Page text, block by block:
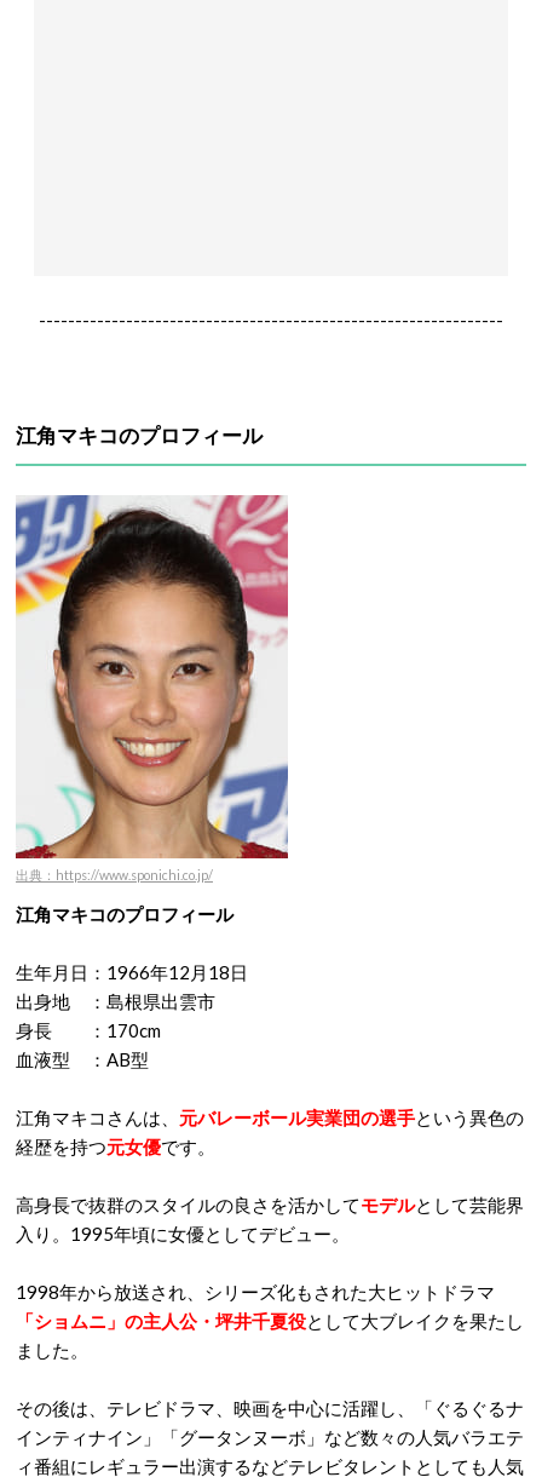
----------------------------------------------------------------
江角マキコのプロフィール
出典：https://www.sponichi.co.jp/
江角マキコのプロフィール
生年月日：1966年12月18日
出身地 ：島根県出雲市
身長 ：170cm
血液型 ：AB型
江角マキコさんは、 元バレーボール実業団の選手という異色の
経歴を持つ元女優です。
高身長で抜群のスタイルの良さを活かしてモデルとして芸能界
入り。1995年頃に女優としてデビュー。
1998年から放送され、シリーズ化もされた大ヒットドラマ
「ショムニ」の主人公・坪井千夏役として大ブレイクを果たし
ました。
その後は、テレビドラマ、映画を中心に活躍し、「ぐるぐるナ
インティナイン」「グータンヌーボ」など数々の人気バラエテ
ィ番組にレギュラー出演するなどテレビタレントとしても人気